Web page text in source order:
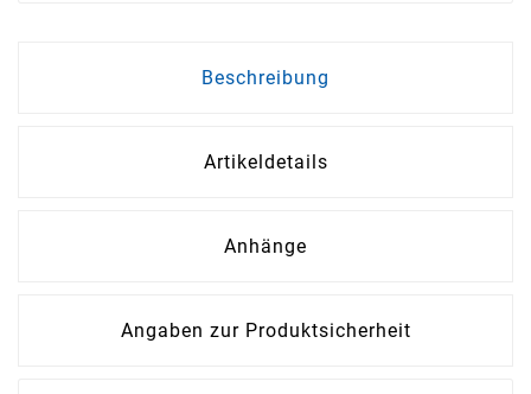
Beschreibung
Artikeldetails
Anhänge
Angaben zur Produktsicherheit